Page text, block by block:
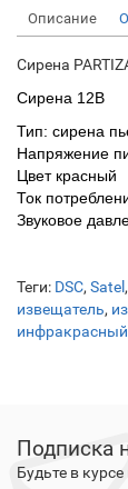
Описание
Сирена
Сирена 12В
Тип: сирена
Напряжение
Цвет красный
Ток
Звуковое
Теги: DSC, Satel,
извещатель,
Подписка
Будьте в